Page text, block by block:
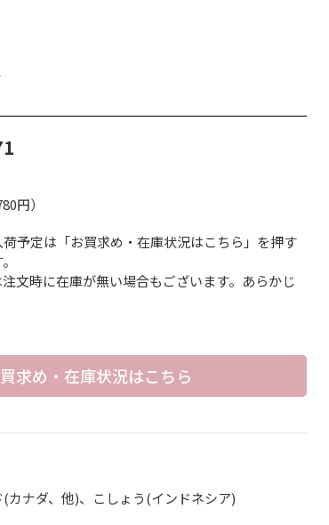
円）
予定は「お買求め・在庫状況はこちら」を押す
文時に在庫が無い場合もございます。あらかじ
求め・在庫状況はこちら
ナダ、他)、こしょう(インドネシア)